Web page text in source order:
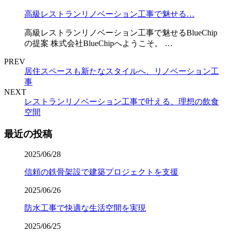
高級レストランリノベーション工事で魅せる…
高級レストランリノベーション工事で魅せるBlueChip
の提案 株式会社BlueChipへようこそ。 …
PREV
居住スペースも新たなスタイルへ、リノベーション工
事
NEXT
レストランリノベーション工事で叶える、理想の飲食
空間
最近の投稿
2025/06/28
信頼の鉄骨架設で建築プロジェクトを支援
2025/06/26
防水工事で快適な生活空間を実現
2025/06/25